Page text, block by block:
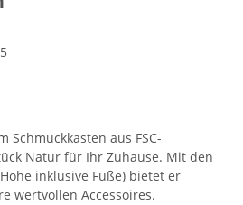
Schmuckkasten aus FSC-
Natur für Ihr Zuhause. Mit den
inklusive Füße) bietet er
wertvollen Accessoires.